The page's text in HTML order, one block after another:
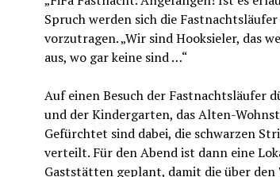
Spruch werden sich die
vorzutragen. „Wir sind Hooksieler, das
aus, wo gar keine sind …“
Auf einen Besuch der Fastnachtsläufer
und der Kindergarten, das Alten-
Gefürchtet sind dabei, die schwarzen
verteilt. Für den Abend ist dann eine
Gaststätten geplant, damit die über den